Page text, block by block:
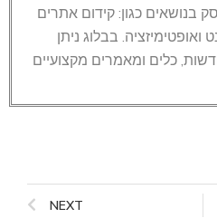
בנושאים כגון: קידום אתרים
ואופטימיזציה. בבלוג ניתן
כלים ומאמרים מקצועיים
NEXT